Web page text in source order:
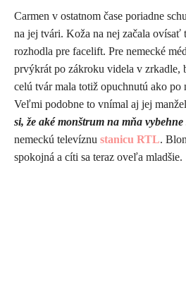
Carmen v ostatnom čase poriadne
na jej tvári. Koža na nej začala ovísať
rozhodla pre facelift. Pre nemecké
prvýkrát po zákroku videla v zrkadle,
celú tvár mala totiž opuchnutú ako po
Veľmi podobne to vnímal aj jej
si, že aké monštrum na mňa
nemeckú televíznu stanicu RTL.
spokojná a cíti sa teraz oveľa mladšie.